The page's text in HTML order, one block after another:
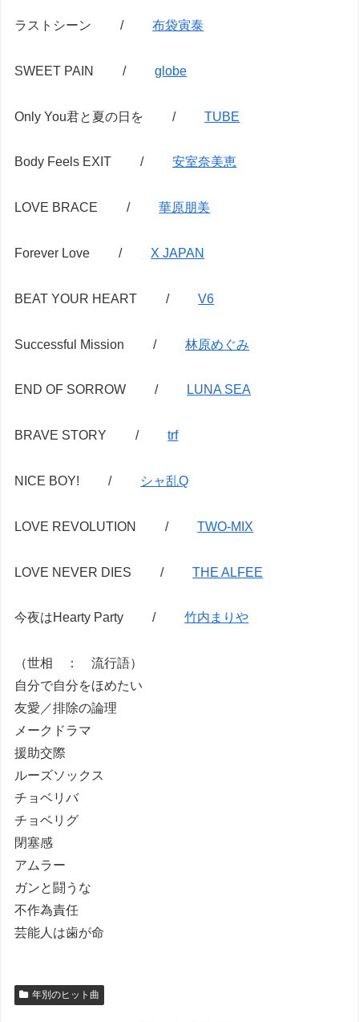
ラストシーン /布袋寅泰
SWEET PAIN /globe
Only You君と夏の日を /TUBE
Body Feels EXIT /安室奈美恵
LOVE BRACE /華原朋美
Forever Love / X JAPAN
BEAT YOUR HEART /V6
Successful Mission /林原めぐみ
END OF SORROW / LUNA SEA
BRAVE STORY /trf
NICE BOY! / シャ乱Q
LOVE REVOLUTION /TWO-MIX
LOVE NEVER DIES /THE ALFEE
今夜はHearty Party /竹内まりや
（世相 ： 流行語）
自分で自分をほめたい
友愛／排除の論理
メークドラマ
援助交際
ルーズソックス
チョベリバ
チョベリグ
閉塞感
アムラー
ガンと闘うな
不作為責任
芸能人は歯が命
年別のヒット曲